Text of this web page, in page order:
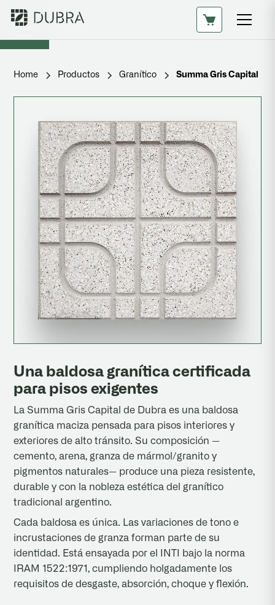
Home Productos Granítico Summa Gris Capital
Una baldosa granítica certificada
para pisos exigentes
La Summa Gris Capital de Dubra es una baldosa
granítica maciza pensada para pisos interiores y
exteriores de alto tránsito. Su composición —
cemento, arena, granza de mármol/granito y
pigmentos naturales— produce una pieza resistente,
durable y con la nobleza estética del granítico
tradicional argentino.
Cada baldosa es única. Las variaciones de tono e
incrustaciones de granza forman parte de su
identidad. Está ensayada por el INTI bajo la norma
IRAM 1522:1971, cumpliendo holgadamente los
requisitos de desgaste, absorción, choque y flexión.